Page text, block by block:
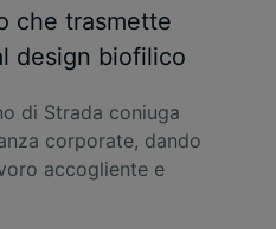
che trasmette
design biofilico
di Strada coniuga
corporate, dando
accogliente e